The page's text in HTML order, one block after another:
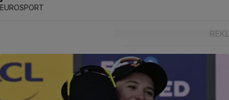
EUROSPORT